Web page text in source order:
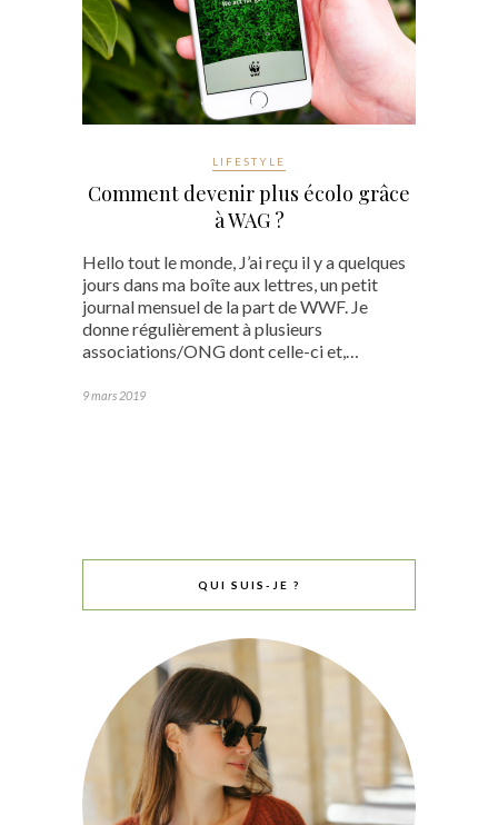
LIFESTYLE
Comment devenir plus écolo grâce
à WAG ?
Hello tout le monde, J’ai reçu il y a quelques
jours dans ma boîte aux lettres, un petit
journal mensuel de la part de WWF. Je
donne régulièrement à plusieurs
associations/ONG dont celle-ci et,…
9 mars 2019
QUI SUIS-JE ?